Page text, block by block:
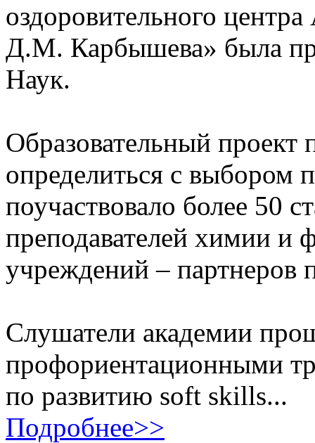
оздоровительного
Д.М. Карбышева» была
Наук.
Образовательный
определиться с выбором
поучаствовало более 50
преподавателей химии и
учреждений – партнеров
Слушатели академии
профориентационными
по развитию soft skills...
Подробнее>>